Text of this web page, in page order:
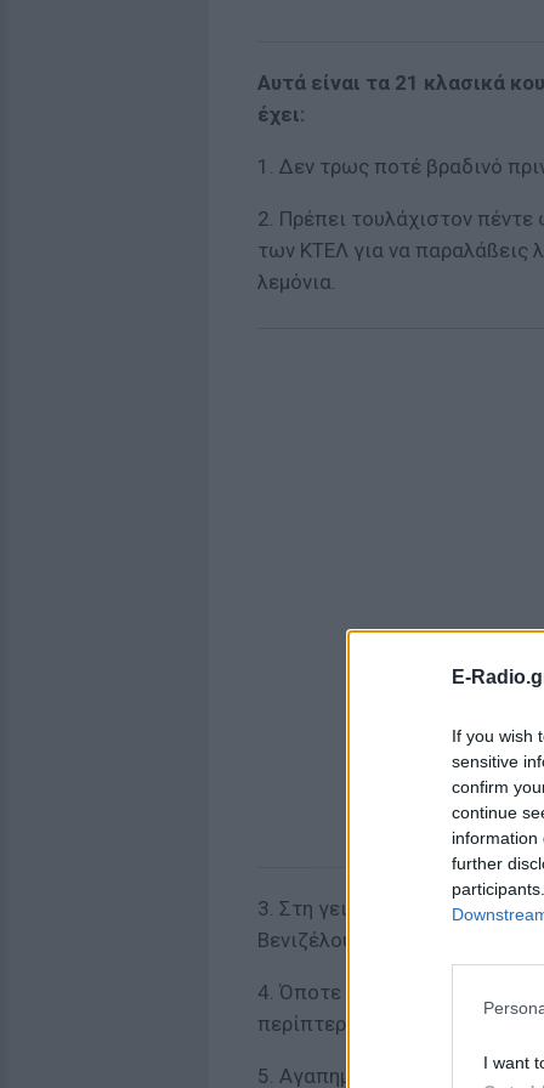
E-
If you wish
sensitive
confirm
continue
information
further
I want
Αυτά είναι τα 21 κλασικά
έχει:
1. Δεν τρως ποτέ βραδινό
2. Πρέπει τουλάχιστον
των ΚΤΕΛ για να παραλάßεις
λεµόνια.
3. Στη γειτονιά σου υπάρχει
Βενιζέλου.
4. Όποτε ταξιδεύεις στο
περίπτερα.
5. Αγαπηµένη σου ασχολία